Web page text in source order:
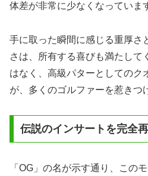
体差が非常に少なくなっていま
手に取った瞬間に感じる重厚さ
さは、所有する喜びも満たして
はなく、高級パターとしてのク
が、多くのゴルファーを惹きつ
伝説のインサートを完全
「OG」の名が示す通り、この